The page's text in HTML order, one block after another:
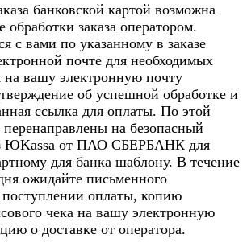
банковской картой возможна
обработки заказа оператором.
с вами по указанному в заказе
почте для необходимых
на вашу электронную почту
об успешной обработке и
ссылка для оплаты. По этой
на безопасный
ЮKassa от ПАО СБЕРБАНК для
для банка шаблону. В течение
ожидайте письменного
оплаты, копию
чека на вашу электронную
о доставке от оператора.